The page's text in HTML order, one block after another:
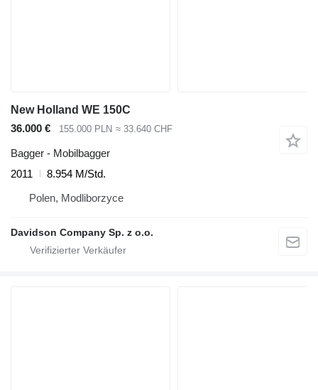
New Holland WE 150C
36.000 €
155.000 PLN ≈ 33.640 CHF
Bagger - Mobilbagger
2011
8.954 M/Std.
Polen, Modliborzyce
Davidson Company Sp. z o.o.